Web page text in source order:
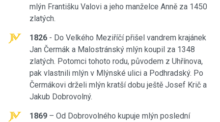
mlýn Františku Valovi a jeho manželce Anně za 1450
zlatých.
1826 - Do Velkého Meziříčí přišel vandrem krajánek
Jan Čermák a Malostránský mlýn koupil za 1348
zlatých. Potomci tohoto rodu, původem z Uhřínova,
pak vlastnili mlýn v Mlýnské ulici a Podhradský. Po
Čermákovi drželi mlýn kratší dobu ještě Josef Krič a
Jakub Dobrovolný.
1869 – Od Dobrovolného kupuje mlýn poslední